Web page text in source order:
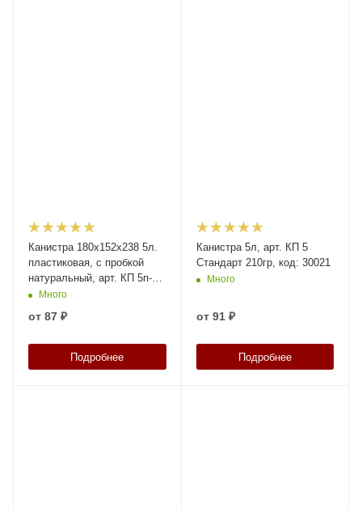
Канистра 180х152х238 5л.
пластиковая, с пробкой
натуральный, арт. КП 5п-1,
код: 21120
Много
от 87 ₽
Подробнее
Канистра 5л, арт. КП 5
Стандарт 210гр, код: 30021
Много
от 91 ₽
Подробнее